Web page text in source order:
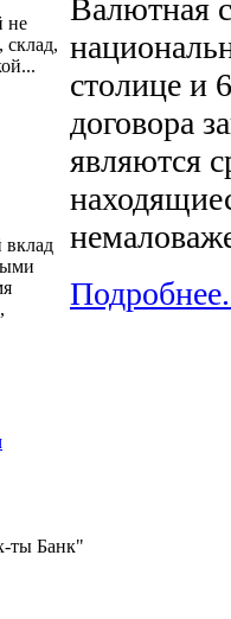
не
склад,
вклад
Валютная
столице и
договора
являются
ты Банк"